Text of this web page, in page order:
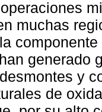
muchas
generado
y
de